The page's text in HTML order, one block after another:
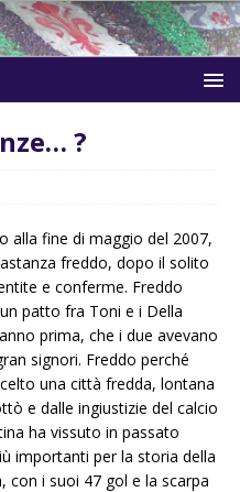
?
alla fine di maggio del 2007,
freddo, dopo il solito
e conferme. Freddo
un patto fra Toni e i Della
prima, che i due avevano
signori. Freddo perché
una città fredda, lontana
e dalle ingiustizie del calcio
ha vissuto in passato
importanti per la storia della
con i suoi 47 gol e la scarpa